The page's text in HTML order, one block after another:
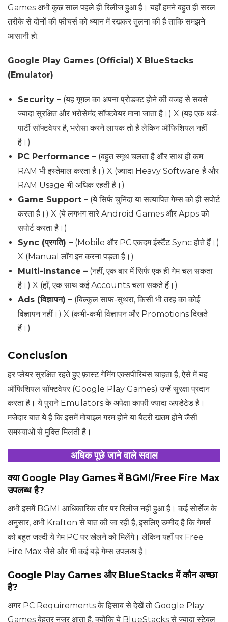
Games अभी कुछ साल पहले ही रिलीज हुआ है। यहाँ हमने बहुत ही सरल
तरीके से दोनों की फीचर्स को ध्यान में रखकर तुलना की है ताकि समझने
आसानी हो:
Google Play Games (Official) X BlueStacks
(Emulator)
Security – (यह गूगल का अपना प्रोडक्ट होने की वजह से सबसे
ज्यादा सुरक्षित और भरोसेमंद सॉफ्टवेयर माना जाता है।) X (यह एक थर्ड-
पार्टी सॉफ्टवेयर है, भरोसा करने लायक तो है लेकिन ऑफिशियल नहीं
है।)
PC Performance – (बहुत स्मूथ चलता है और साथ ही कम
RAM भी इस्तेमाल करता है।) X (ज्यादा Heavy Software है और
RAM Usage भी अधिक रहती है।)
Game Support – (ये सिर्फ चुनिंदा या सत्यापित गेम्स को ही सपोर्ट
करता है।) X (ये लगभग सारे Android Games और Apps को
सपोर्ट करता है।)
Sync (प्रगति) – (Mobile और PC एकदम इंस्टैंट Sync होते हैं।)
X (Manual लॉग इन करना पड़ता है।)
Multi-Instance – (नहीं, एक बार में सिर्फ एक ही गेम चल सकता
है।) X (हाँ, एक साथ कई Accounts चला सकते हैं।)
Ads (विज्ञापन) – (बिल्कुल साफ-सुथरा, किसी भी तरह का कोई
विज्ञापन नहीं।) X (कभी-कभी विज्ञापन और Promotions दिखते
हैं।)
Conclusion
हर प्लेयर सुरक्षित रहते हुए फ़ास्ट गेमिंग एक्सपीरियंस चाहता है, ऐसे में यह
ऑफिशियल सॉफ्टवेयर (Google Play Games) उन्हें सुरक्षा प्रदान
करता है। ये पुराने Emulators के अपेक्षा काफी ज्यादा अपडेटेड है।
मजेदार बात ये है कि इसमें मोबाइल गरम होने या बैटरी खतम होने जैसी
समस्याओं से मुक्ति मिलती है।
अधिक पूछे जाने वाले सवाल
क्या Google Play Games में BGMI/Free Fire Max
उपलब्ध है?
अभी इसमें BGMI आधिकारिक तौर पर रिलीज नहीं हुआ है। कई सोर्सेज के
अनुसार, अभी Krafton से बात की जा रही है, इसलिए उम्मीद है कि गेमर्स
को बहुत जल्दी ये गेम PC पर खेलने को मिलेंगे। लेकिन यहाँ पर Free
Fire Max जैसे और भी कई बड़े गेम्स उपलब्ध है।
Google Play Games और BlueStacks में कौन अच्छा
है?
अगर PC Requirements के हिसाब से देखें तो Google Play
Games बेहतर नज़र आता है, क्योंकि ये BlueStacks से ज्यादा स्टेबल